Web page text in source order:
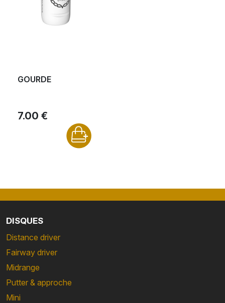
GOURDE
7.00 €
DISQUES
Distance driver
Fairway driver
Midrange
Putter & approche
Mini